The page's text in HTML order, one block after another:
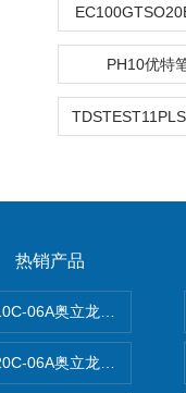
PH10优特
热销产品
06A奥立龙实验室台式
06A奥立龙实验室便携